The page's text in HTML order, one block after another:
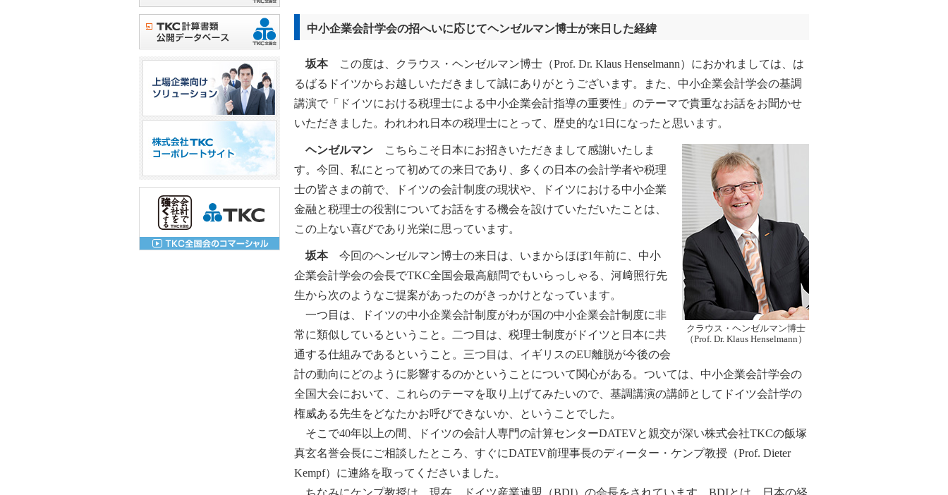
中小企業会計学会の招へいに応じてヘンゼルマン博士が来日した経緯
坂本この度は、クラウス・ヘンゼルマン博士（Prof. Dr. Klaus Henselmann）におかれましては、は
るばるドイツからお越しいただきまして誠にありがとうございます。また、中小企業会計学会の基調
講演で「ドイツにおける税理士による中小企業会計指導の重要性」のテーマで貴重なお話をお聞かせ
いただきました。われわれ日本の税理士にとって、歴史的な1日になったと思います。
クラウス・ヘンゼルマン博士
（Prof. Dr. Klaus Henselmann）
ヘンゼルマン こちらこそ日本にお招きいただきまして感謝いたしま
す。今回、私にとって初めての来日であり、多くの日本の会計学者や税理
士の皆さまの前で、ドイツの会計制度の現状や、ドイツにおける中小企業
金融と税理士の役割についてお話をする機会を設けていただいたことは、
この上ない喜びであり光栄に思っています。
坂本今回のヘンゼルマン博士の来日は、いまからほぼ1年前に、中小
企業会計学会の会長でTKC全国会最高顧問でもいらっしゃる、河﨑照行先
生から次のようなご提案があったのがきっかけとなっています。
一つ目は、ドイツの中小企業会計制度がわが国の中小企業会計制度に非
常に類似しているということ。二つ目は、税理士制度がドイツと日本に共
通する仕組みであるということ。三つ目は、イギリスのEU離脱が今後の会
計の動向にどのように影響するのかということについて関心がある。ついては、中小企業会計学会の
全国大会において、これらのテーマを取り上げてみたいので、基調講演の講師としてドイツ会計学の
権威ある先生をどなたかお呼びできないか、ということでした。
そこで40年以上の間、ドイツの会計人専門の計算センターDATEVと親交が深い株式会社TKCの飯塚
真玄名誉会長にご相談したところ、すぐにDATEV前理事長のディーター・ケンプ教授（Prof. Dieter
Kempf）に連絡を取ってくださいました。
ちなみにケンプ教授は、現在、ドイツ産業連盟（BDI）の会長をされています。BDIとは、日本の経